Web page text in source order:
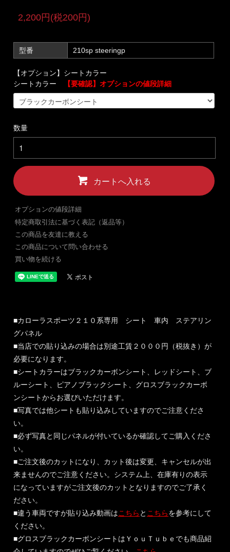
2,200円(税200円)
型番 210sp steeringp
【オプション】シートカラー
シートカラー
【要確認】オプションの値段詳細
数量
カートへ入れる
オプションの値段詳細
特定商取引法に基づく表記（返品等）
この商品を友達に教える
この商品について問い合わせる
買い物を続ける
■カローラスポーツ２１０系専用 シート 車内 ステアリン
グパネル
■当店での貼り込みの場合は別途工賃２０００円（税抜き）が
必要になります。
■シートカラーはブラックカーボンシート、レッドシート、ブ
ルーシート、ピアノブラックシート、グロスブラックカーボ
ンシートからお選びいただけます。
■写真では他シートも貼り込みしていますのでご注意くださ
い。
■必ず写真と同じパネルが付いているか確認してご購入くださ
い。
■ご注文後のカットになり、カット後は変更、キャンセルが出
来ませんのでご注意ください。システム上、在庫有りの表示
になっていますがご注文後のカットとなりますのでご了承く
ださい。
■違う車両ですが貼り込み動画はこちら と こちらを参考にして
ください。
■グロスブラックカーボンシートはＹｏｕＴｕｂｅでも商品紹